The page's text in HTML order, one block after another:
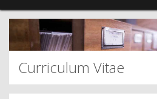
Curriculum Vitae